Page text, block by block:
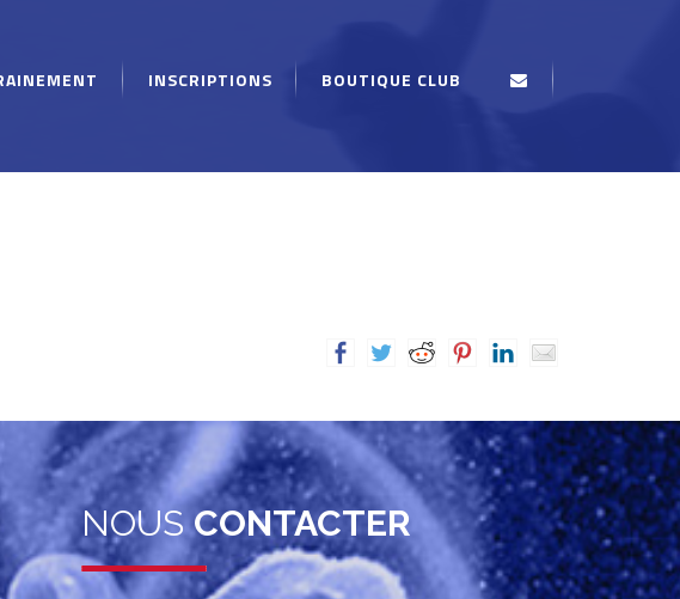
INSCRIPTIONS BOUTIQUE CLUB
NOUSCONTACTER